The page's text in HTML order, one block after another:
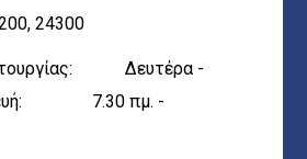
24300
Δευτέρα -
7.30 πμ. -